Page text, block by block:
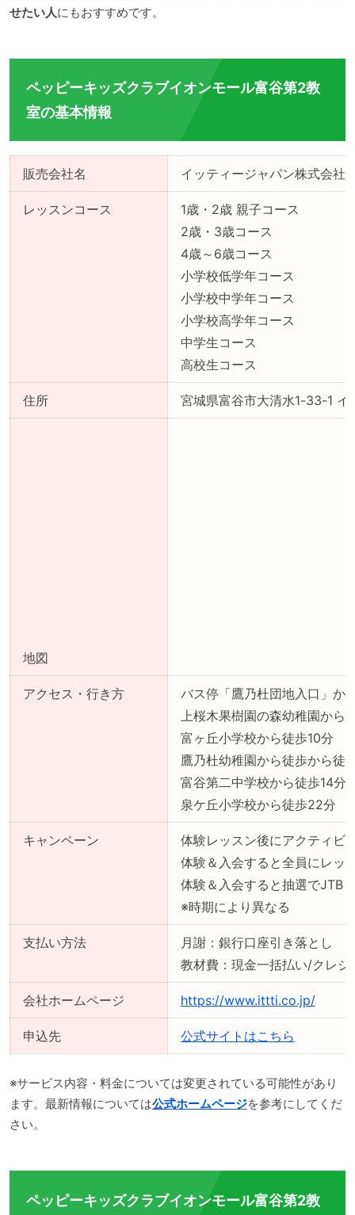
せたい人にもおすすめです。
ペッピーキッズクラブイオンモール富谷第2教
室の基本情報
販売会社名 イッティージャパン株式会社
レッスンコース
1歳・2歳 親子コース
2歳・3歳コース
4歳～6歳コース
小学校低学年コース
小学校中学年コース
小学校高学年コース
中学生コース
高校生コース
住所 宮城県富谷市大清水1-33-1 イ
地図
アクセス・行き方
バス停「鷹乃杜団地入口」か
上桜木果樹園の森幼稚園から
富ヶ丘小学校から徒歩10分
鷹乃杜幼稚園から徒歩から徒
富谷第二中学校から徒歩14分
泉ケ丘小学校から徒歩22分
キャンペーン
体験レッスン後にアクティビ
体験＆入会すると全員にレッ
体験＆入会すると抽選でJTB
※時期により異なる
支払い方法
月謝：銀行口座引き落とし
教材費：現金一括払い/クレ
会社ホームページ https://www.ittti.co.jp/
申込先 公式サイトはこちら
※サービス内容・料金については変更されている可能性があり
ます。最新情報については公式ホームページを参考にしてくだ
さい。
ペッピーキッズクラブイオンモール富谷第2教